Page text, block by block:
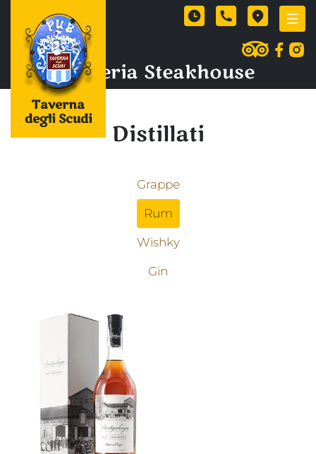
Taverna
degli Scudi
Birreria Steakhouse
Distillati
Grappe
Rum
Wishky
Gin